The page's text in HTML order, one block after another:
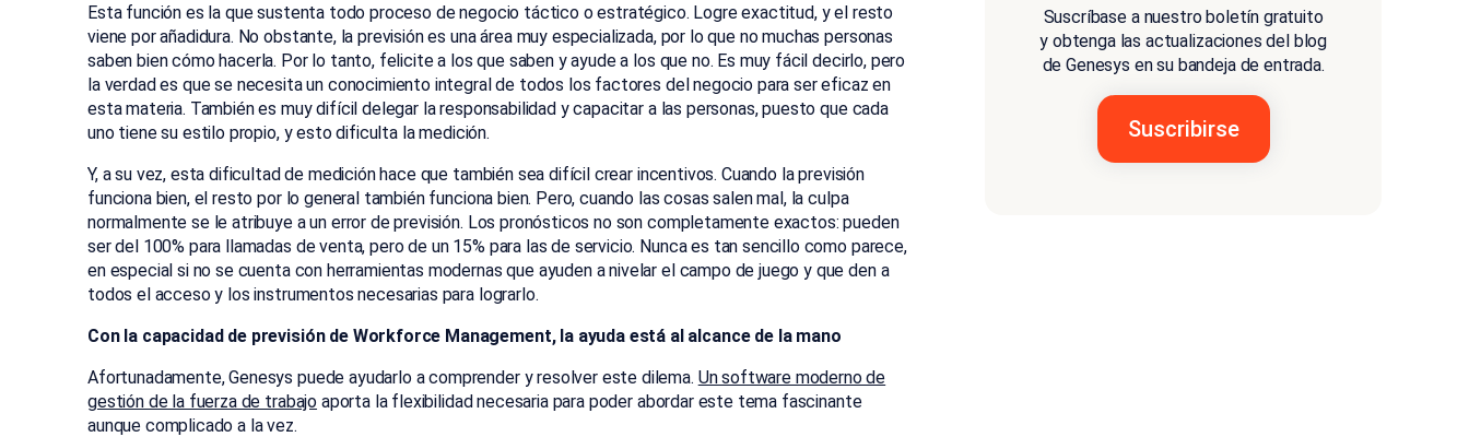
Esta función es la que sustenta todo proceso de negocio táctico o estratégico. Logre exactitud, y el resto
viene por añadidura. No obstante, la previsión es una área muy especializada, por lo que no muchas personas
saben bien cómo hacerla. Por lo tanto, felicite a los que saben y ayude a los que no. Es muy fácil decirlo, pero
la verdad es que se necesita un conocimiento integral de todos los factores del negocio para ser eficaz en
esta materia. También es muy difícil delegar la responsabilidad y capacitar a las personas, puesto que cada
uno tiene su estilo propio, y esto dificulta la medición.
Y, a su vez, esta dificultad de medición hace que también sea difícil crear incentivos. Cuando la previsión
funciona bien, el resto por lo general también funciona bien. Pero, cuando las cosas salen mal, la culpa
normalmente se le atribuye a un error de previsión. Los pronósticos no son completamente exactos: pueden
ser del 100% para llamadas de venta, pero de un 15% para las de servicio. Nunca es tan sencillo como parece,
en especial si no se cuenta con herramientas modernas que ayuden a nivelar el campo de juego y que den a
todos el acceso y los instrumentos necesarias para lograrlo.
Con la capacidad de previsión de Workforce Management, la ayuda está al alcance de la mano
Afortunadamente, Genesys puede ayudarlo a comprender y resolver este dilema. Un software moderno de
gestión de la fuerza de trabajo aporta la flexibilidad necesaria para poder abordar este tema fascinante
aunque complicado a la vez.
Suscríbase a nuestro boletín gratuito
y obtenga las actualizaciones del blog
de Genesys en su bandeja de entrada.